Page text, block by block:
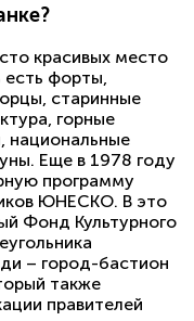
красивых место
есть форты,
старинные
горные
национальные
Еще в 1978 году
программу
ЮНЕСКО. В это
Фонд Культурного
– город-бастион
также
правителей